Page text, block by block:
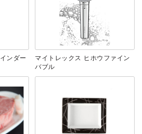
ンダー
マイトレックス ヒホウファイン
バブル